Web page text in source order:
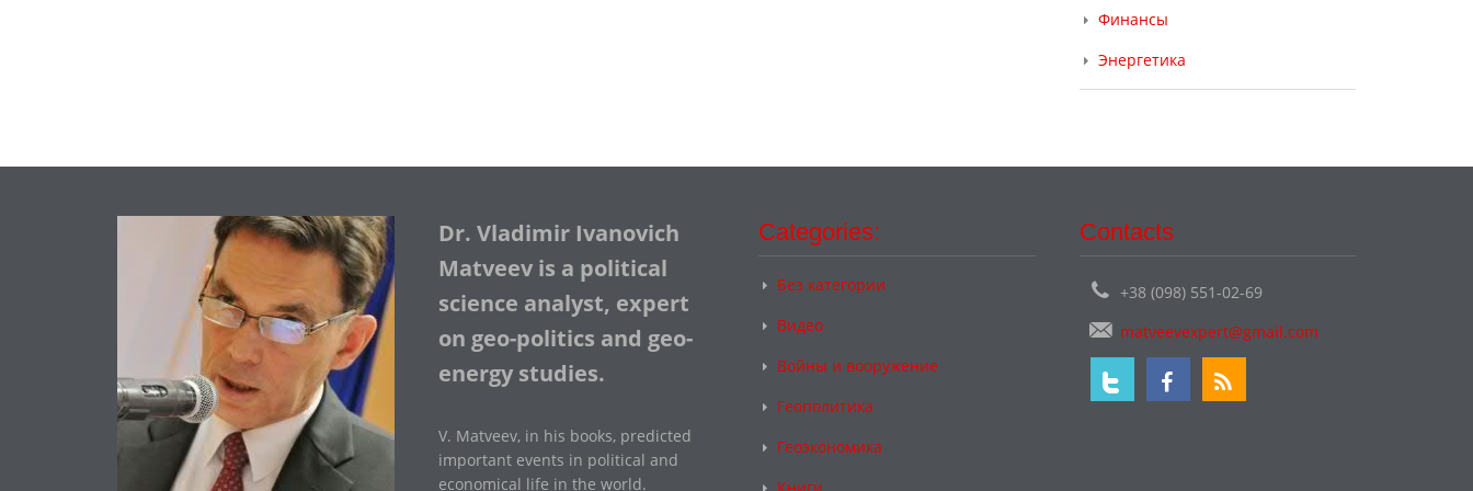
Финансы
Энергетика
Dr. Vladimir Ivanovich
Matveev is a political
science analyst, expert
on geo-politics and geo-
energy studies.
V. Matveev, in his books, predicted
important events in political and
economical life in the world.
Categories:
Без категории
Видео
Войны и вооружение
Геополитика
Геоэкономика
Contacts
+38 (098) 551-02-69
matveevexpert@gmail.com